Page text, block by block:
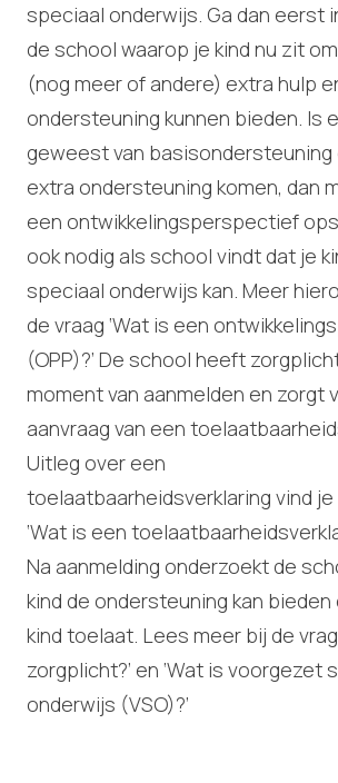
speciaal onderwijs. Ga dan eerst
de school waarop je kind nu zit
(nog meer of andere) extra hulp
ondersteuning kunnen bieden. Is
geweest van basisondersteuning
extra ondersteuning komen, dan
een ontwikkelingsperspectief
ook nodig als school vindt dat je
speciaal onderwijs kan. Meer
de vraag ‘Wat is een
(OPP)?’ De school heeft
moment van aanmelden en zorgt
aanvraag van een
Uitleg over een
toelaatbaarheidsverklaring vind je
‘Wat is een
Na aanmelding onderzoekt de
kind de ondersteuning kan
kind toelaat. Lees meer bij de
zorgplicht?’ en ‘Wat is voorgezet
onderwijs (VSO)?’